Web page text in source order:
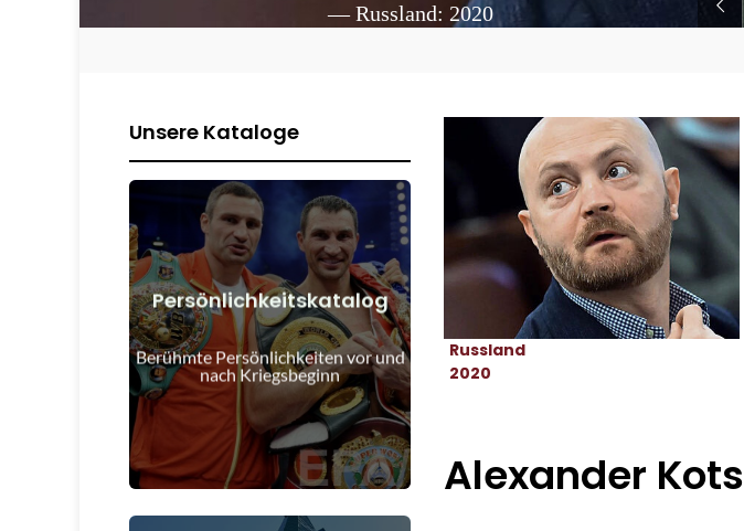
— Russland: 2020
Unsere Kataloge
Persönlichkeitskatalog
Berühmte Persönlichkeiten vor und
nach Kriegsbeginn
Menschen vor und nach
Kriegsbeginn
Details anzeigen
Russland
2020
Alexander Kots